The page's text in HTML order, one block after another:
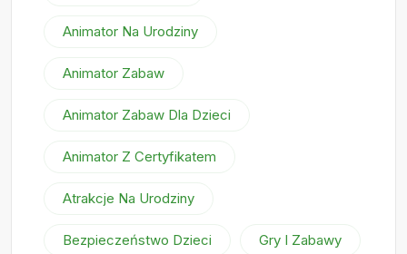
Animator Na Urodziny
Animator Zabaw
Animator Zabaw Dla Dzieci
Animator Z Certyfikatem
Atrakcje Na Urodziny
Bezpieczeństwo Dzieci Gry I Zabawy